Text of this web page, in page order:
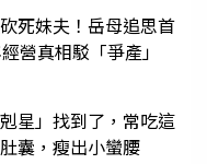
死妹夫！岳母追思首
營真相駁「爭產」
星」找到了，常吃這
囊，瘦出小蠻腰